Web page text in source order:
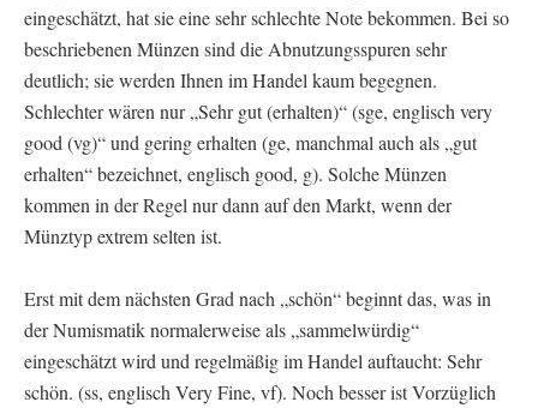
eingeschätzt, hat sie eine sehr schlechte Note bekommen. Bei so
beschriebenen Münzen sind die Abnutzungsspuren sehr
deutlich; sie werden Ihnen im Handel kaum begegnen.
Schlechter wären nur „Sehr gut (erhalten)“ (sge, englisch very
good (vg)“ und gering erhalten (ge, manchmal auch als „gut
erhalten“ bezeichnet, englisch good, g). Solche Münzen
kommen in der Regel nur dann auf den Markt, wenn der
Münztyp extrem selten ist.
Erst mit dem nächsten Grad nach „schön“ beginnt das, was in
der Numismatik normalerweise als „sammelwürdig“
eingeschätzt wird und regelmäßig im Handel auftaucht: Sehr
schön. (ss, englisch Very Fine, vf). Noch besser ist Vorzüglich